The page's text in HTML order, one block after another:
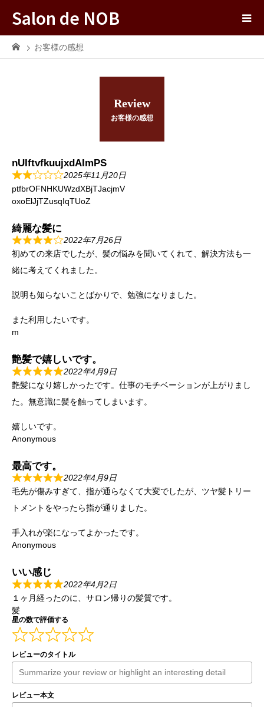
Salon de NOB
お客様の感想
Review
お客様の感想
nUIftvfkuujxdAImPS
2025年11月20日
ptfbrOFNHKUWzdXBjTJacjmV
oxoElJjTZusqIqTUoZ
綺麗な髪に
2022年7月26日
初めての来店でしたが、髪の悩みを聞いてくれて、解決方法も一
緒に考えてくれました。
説明も知らないことばかりで、勉強になりました。
また利用したいです。
m
艶髪で嬉しいです。
2022年4月9日
艶髪になり嬉しかったです。仕事のモチベーションが上がりまし
た。無意識に髪を触ってしまいます。
嬉しいです。
Anonymous
最高です。
2022年4月9日
毛先が傷みすぎて、指が通らなくて大変でしたが、ツヤ髪トリー
トメントをやったら指が通りました。
手入れが楽になってよかったです。
Anonymous
いい感じ
2022年4月2日
１ヶ月経ったのに、サロン帰りの髪質です。
髪
星の数で評価する
レビューのタイトル
レビュー本文